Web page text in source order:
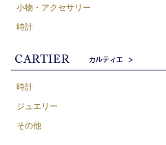
小物・アクセサリー
時計
時計
ジュエリー
その他